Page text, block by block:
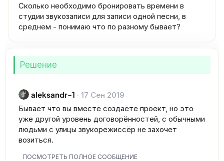
Сколько необходимо бронировать времени в
студии звукозаписи для записи одной песни, в
среднем - понимаю что по разному бывает?
Решение
aleksandr-1
17 Сен 2019
Бывает что вы вместе создаёте проект, но это
уже другой уровень договорённостей, с обычными
людьми с улицы звукорежиссёр не захочет
возиться.
ПОСМОТРЕТЬ ПОЛНОЕ СООБЩЕНИЕ